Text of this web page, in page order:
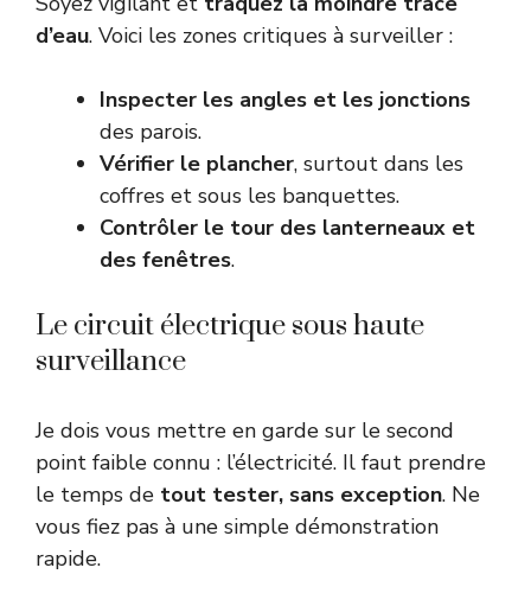
d’eau. Voici les zones critiques à surveiller :
Inspecter les angles et les jonctions
des parois.
Vérifier le plancher, surtout dans les
coffres et sous les banquettes.
Contrôler le tour des lanterneaux et
des fenêtres.
Le circuit électrique sous haute
surveillance
Je dois vous mettre en garde sur le second
point faible connu : l’électricité. Il faut prendre
le temps de tout tester, sans exception. Ne
vous fiez pas à une simple démonstration
rapide.